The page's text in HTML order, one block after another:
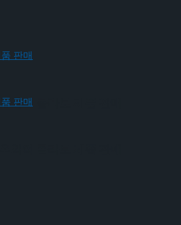
의 콜라보 제품 판매
의 콜라보 제품 판매